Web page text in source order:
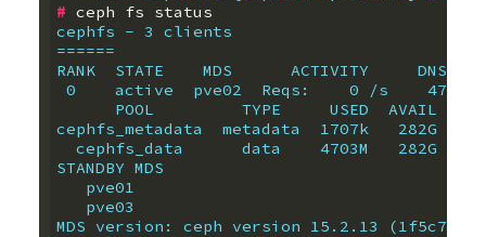
#
cephfs - 3 clients
======
RANK  STATE    MDS      ACTIVITY     DNS
0    active  pve02  Reqs:    0 /s    47
      POOL         TYPE     USED  AVAIL
cephfs_metadata  metadata  1707k   282G
  cephfs_data      data    4703M   282G
STANDBY MDS
   pve01
   pve03
MDS version: ceph version 15.2.13